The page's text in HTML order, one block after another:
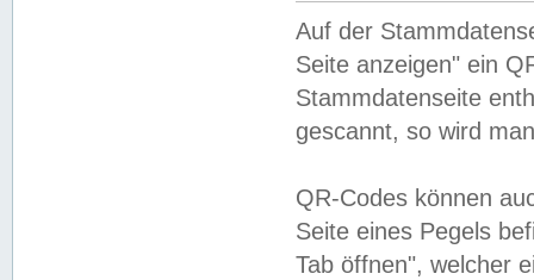
Auf der
Seite anzeigen" ein
Stammdatenseite
gescannt, so wird
QR-Codes können
Seite eines Pegels
Tab öffnen", welcher